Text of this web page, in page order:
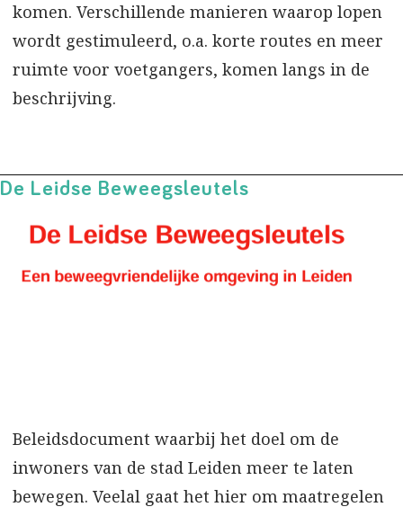
komen. Verschillende manieren waarop lopen
wordt gestimuleerd, o.a. korte routes en meer
ruimte voor voetgangers, komen langs in de
beschrijving.
De Leidse Beweegsleutels
Beleidsdocument waarbij het doel om de
inwoners van de stad Leiden meer te laten
bewegen. Veelal gaat het hier om maatregelen